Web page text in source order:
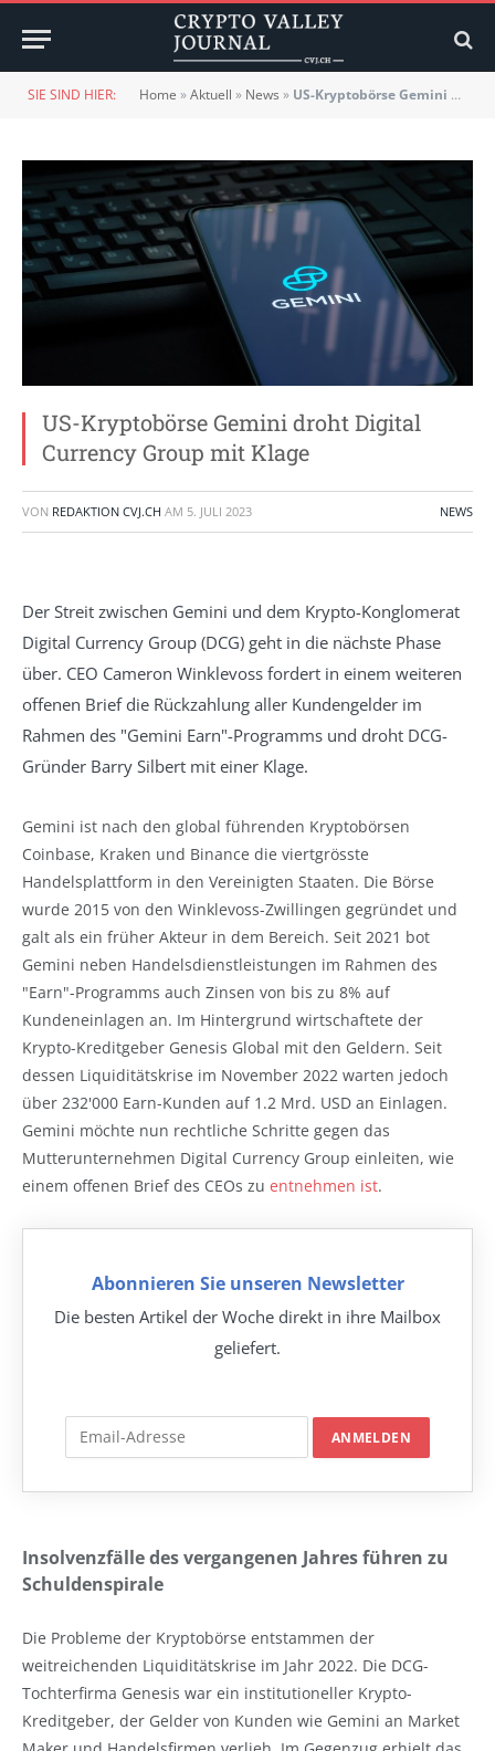
SIE SIND HIER: Home »Aktuell » News » US-Kryptobörse Gemini droht Digital Currency Group mit Klage
US-Kryptobörse Gemini droht Digital
Currency Group mit Klage
VON REDAKTION CVJ.CH AM 5. JULI 2023 NEWS
Der Streit zwischen Gemini und dem Krypto-Konglomerat
Digital Currency Group (DCG) geht in die nächste Phase
über. CEO Cameron Winklevoss fordert in einem weiteren
offenen Brief die Rückzahlung aller Kundengelder im
Rahmen des "Gemini Earn"-Programms und droht DCG-
Gründer Barry Silbert mit einer Klage.
Gemini ist nach den global führenden Kryptobörsen
Coinbase, Kraken und Binance die viertgrösste
Handelsplattform in den Vereinigten Staaten. Die Börse
wurde 2015 von den Winklevoss-Zwillingen gegründet und
galt als ein früher Akteur in dem Bereich. Seit 2021 bot
Gemini neben Handelsdienstleistungen im Rahmen des
"Earn"-Programms auch Zinsen von bis zu 8% auf
Kundeneinlagen an. Im Hintergrund wirtschaftete der
Krypto-Kreditgeber Genesis Global mit den Geldern. Seit
dessen Liquiditätskrise im November 2022 warten jedoch
über 232'000 Earn-Kunden auf 1.2 Mrd. USD an Einlagen.
Gemini möchte nun rechtliche Schritte gegen das
Mutterunternehmen Digital Currency Group einleiten, wie
einem offenen Brief des CEOs zu entnehmen ist.
Abonnieren Sie unseren Newsletter
Die besten Artikel der Woche direkt in ihre Mailbox
geliefert.
Insolvenzfälle des vergangenen Jahres führen zu
Schuldenspirale
Die Probleme der Kryptobörse entstammen der
weitreichenden Liquiditätskrise im Jahr 2022. Die DCG-
Tochterfirma Genesis war ein institutioneller Krypto-
Kreditgeber, der Gelder von Kunden wie Gemini an Market